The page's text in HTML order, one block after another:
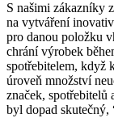
S našimi zákazníky
na vytváření
pro danou položku
chrání výrobek
spotřebitelem, když
úroveň množství
značek, spotřebitelů
byl dopad skutečný,